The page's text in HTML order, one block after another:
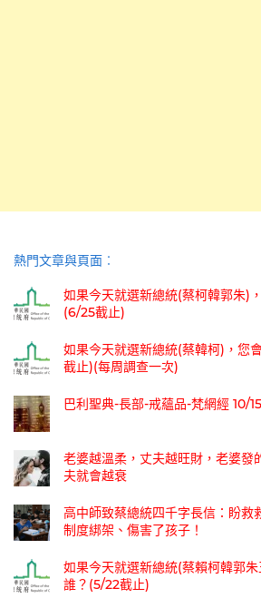
熱門文章與頁面︰
如果今天就選新總統(蔡柯韓郭朱)
(6/25截止)
如果今天就選新總統(蔡韓柯)，您
截止)(每周調查一次)
巴利聖典-長部-戒蘊品-梵網經 10/15
老婆越溫柔，丈夫越旺財，老婆發
夫就會越衰
高中師致蔡總統四千字長信：盼救
制度綁架、傷害了孩子！
如果今天就選新總統(蔡賴柯韓郭
誰？(5/22截止)